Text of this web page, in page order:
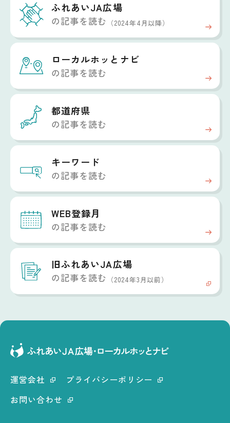
ふれあいJA広場
の記事を読む （2024年4月以降）
ローカルホッと ナビ
の記事を読む
都道府県
の記事を読む
キーワード
の記事を読む
WEB登録月
の記事を読む
旧ふれあいJA広場
の記事を読む （2024年3月以前）
運営会社
プライバシーポリシー
お問い合わせ